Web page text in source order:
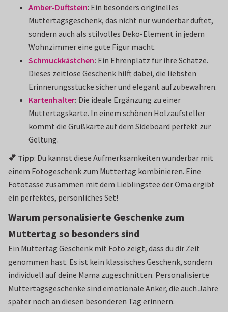
Amber-Duftstein: Ein besonders originelles
Muttertagsgeschenk, das nicht nur wunderbar duftet,
sondern auch als stilvolles Deko-Element in jedem
Wohnzimmer eine gute Figur macht.
Schmuckkästchen: Ein Ehrenplatz für ihre Schätze.
Dieses zeitlose Geschenk hilft dabei, die liebsten
Erinnerungsstücke sicher und elegant aufzubewahren.
Kartenhalter: Die ideale Ergänzung zu einer
Muttertagskarte. In einem schönen Holzaufsteller
kommt die Grußkarte auf dem Sideboard perfekt zur
Geltung.
💕 Tipp: Du kannst diese Aufmerksamkeiten wunderbar mit
einem Fotogeschenk zum Muttertag kombinieren. Eine
Fototasse zusammen mit dem Lieblingstee der Oma ergibt
ein perfektes, persönliches Set!
Warum personalisierte Geschenke zum
Muttertag so besonders sind
Ein Muttertag Geschenk mit Foto zeigt, dass du dir Zeit
genommen hast. Es ist kein klassisches Geschenk, sondern
individuell auf deine Mama zugeschnitten. Personalisierte
Muttertagsgeschenke sind emotionale Anker, die auch Jahre
später noch an diesen besonderen Tag erinnern.